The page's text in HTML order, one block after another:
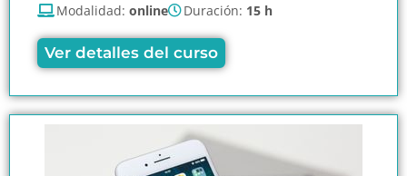
Modalidad: online Duración: 15 h
Ver detalles del curso